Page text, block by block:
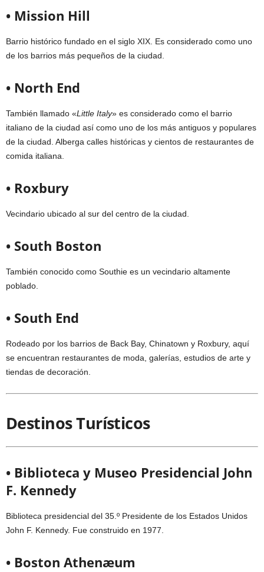
• Mission Hill
Barrio histórico fundado en el siglo XIX. Es considerado como uno
de los barrios más pequeños de la ciudad.
• North End
También llamado «Little Italy» es considerado como el barrio
italiano de la ciudad así como uno de los más antiguos y populares
de la ciudad. Alberga calles históricas y cientos de restaurantes de
comida italiana.
• Roxbury
Vecindario ubicado al sur del centro de la ciudad.
• South Boston
También conocido como Southie es un vecindario altamente
poblado.
• South End
Rodeado por los barrios de Back Bay, Chinatown y Roxbury, aquí
se encuentran restaurantes de moda, galerías, estudios de arte y
tiendas de decoración.
Destinos Turísticos
• Biblioteca y Museo Presidencial John
F. Kennedy
Biblioteca presidencial del 35.º Presidente de los Estados Unidos
John F. Kennedy. Fue construido en 1977.
• Boston Athenæum